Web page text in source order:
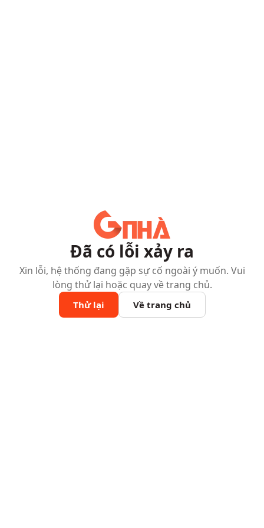
Đã có lỗi xảy ra
Xin lỗi, hệ thống đang gặp sự cố ngoài ý muốn. Vui
lòng thử lại hoặc quay về trang chủ.
Thử lại Về trang chủ